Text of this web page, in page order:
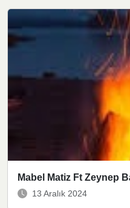
Mabel Matiz Ft Zeynep
13 Aralık 2024